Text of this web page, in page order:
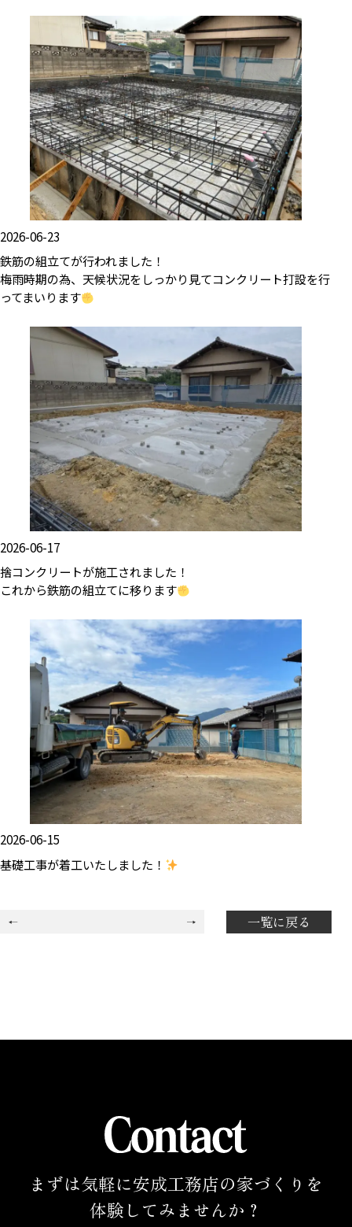
2026-06-23
鉄筋の組立てが行われました！
梅雨時期の為、天候状況をしっかり見てコンクリート打設を行
ってまいります
2026-06-17
捨コンクリートが施工されました！
これから鉄筋の組立てに移ります
2026-06-15
基礎工事が着工いたしました！
一覧に戻る
まずは気軽に安成工務店の家づくりを
体験してみませんか？